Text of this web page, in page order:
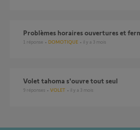
Problèmes horaires ouvertures et
1 réponse DOMOTIQUE il y a 3 mois
volet tahoma s'ouvre tout seul
9 réponses VOLET il y a 3 mois